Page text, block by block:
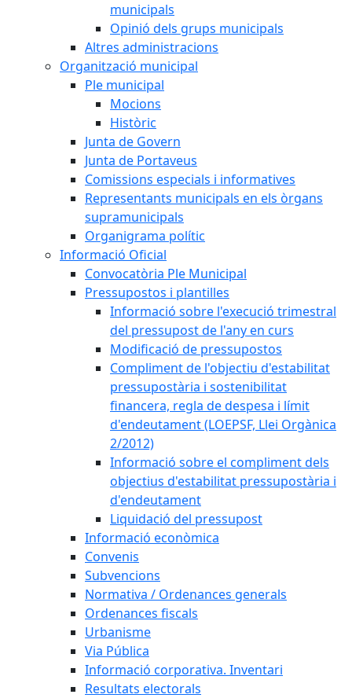
municipals
Opinió dels grups municipals
Altres administracions
Organització municipal
Ple municipal
Mocions
Històric
Junta de Govern
Junta de Portaveus
Comissions especials i informatives
Representants municipals en els òrgans
supramunicipals
Organigrama polític
Informació Oficial
Convocatòria Ple Municipal
Pressupostos i plantilles
Informació sobre l'execució trimestral
del pressupost de l'any en curs
Modificació de pressupostos
Compliment de l'objectiu d'estabilitat
pressupostària i sostenibilitat
financera, regla de despesa i límit
d'endeutament (LOEPSF, Llei Orgànica
2/2012)
Informació sobre el compliment dels
objectius d'estabilitat pressupostària i
d'endeutament
Liquidació del pressupost
Informació econòmica
Convenis
Subvencions
Normativa / Ordenances generals
Ordenances fiscals
Urbanisme
Via Pública
Informació corporativa. Inventari
Resultats electorals